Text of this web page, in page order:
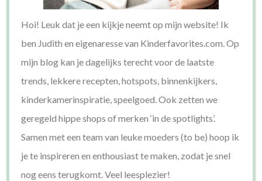
Hoi! Leuk dat je een kijkje neemt op mijn website! Ik
ben Judith en eigenaresse van Kinderfavorites.com. Op
mijn blog kan je dagelijks terecht voor de laatste
trends, lekkere recepten, hotspots, binnenkijkers,
kinderkamerinspiratie, speelgoed. Ook zetten we
geregeld hippe shops of merken ‘in de spotlights’.
Samen met een team van leuke moeders (to be) hoop ik
je te inspireren en enthousiast te maken, zodat je snel
nog eens terugkomt. Veel leesplezier!